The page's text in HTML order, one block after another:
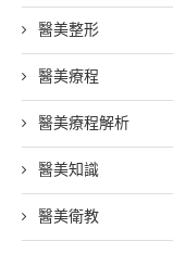
醫美整形
醫美療程
醫美療程解析
醫美知識
醫美衛教